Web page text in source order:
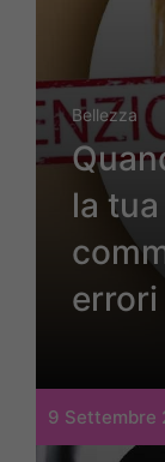
Bellezza
la
9 Settembre